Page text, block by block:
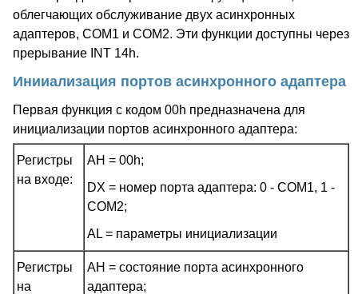
облегчающих обслуживание двух асинхронных
адаптеров, COM1 и COM2. Эти функции доступны через
прерывание INT 14h.
Инииализация портов асинхронного адаптера
Первая функция с кодом 00h предназначена для
инициализации портов асинхронного адаптера:
Регистры
на входе:
AH = 00h;
DX = номер порта адаптера: 0 - COM1, 1 -
COM2;
AL = параметры инициализации
Регистры
на
AH = состояние порта асинхронного
адаптера;